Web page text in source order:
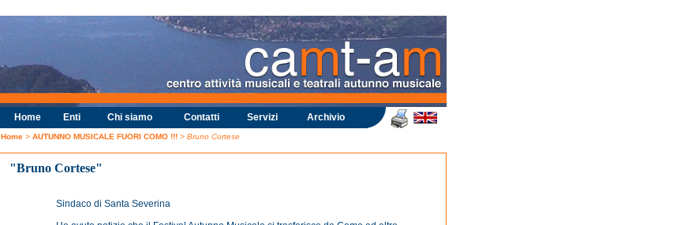
Home Enti Chi siamo Contatti Servizi Archivio
Home > AUTUNNO MUSICALE FUORI COMO !!! > Bruno Cortese
"Bruno Cortese"
Sindaco di Santa Severina